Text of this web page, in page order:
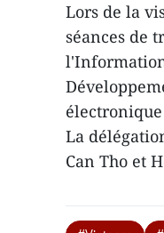
Lors de la
séances de
La
Can Tho et